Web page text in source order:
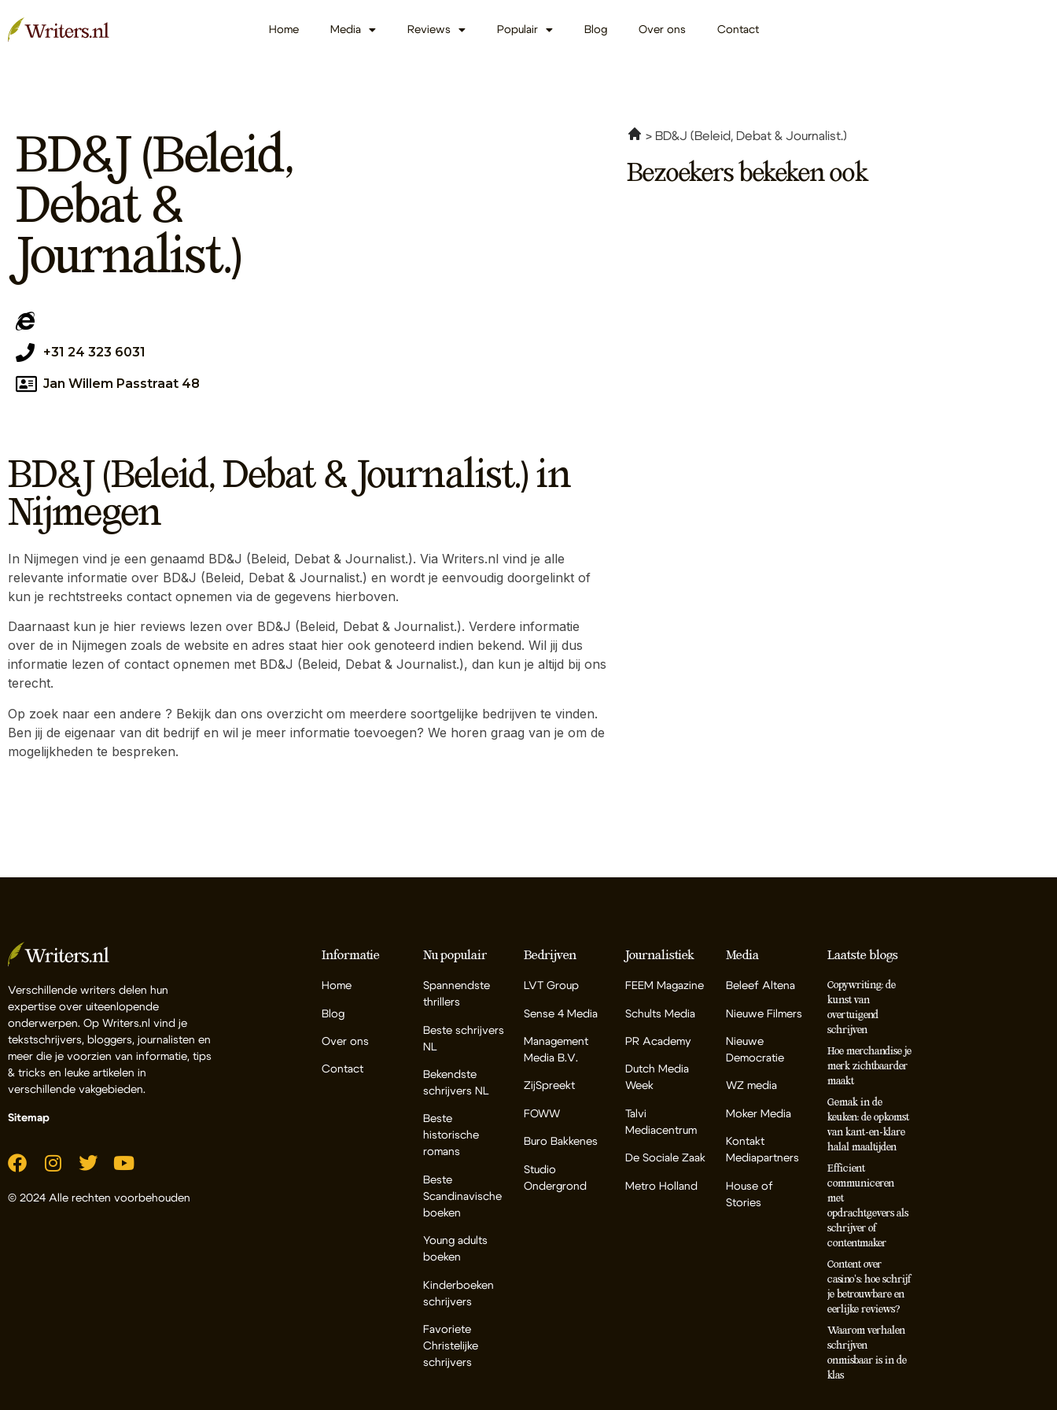
Home Media Reviews Populair Blog Over ons Contact
BD&J (Beleid,
Debat &
Journalist.)
+31 24 323 6031
Jan Willem Passtraat 48
BD&J (Beleid, Debat & Journalist.) in
Nijmegen
In Nijmegen vind je een genaamd BD&J (Beleid, Debat & Journalist.). Via Writers.nl vind je alle
relevante informatie over BD&J (Beleid, Debat & Journalist.) en wordt je eenvoudig doorgelinkt of
kun je rechtstreeks contact opnemen via de gegevens hierboven.
Daarnaast kun je hier reviews lezen over BD&J (Beleid, Debat & Journalist.). Verdere informatie
over de in Nijmegen zoals de website en adres staat hier ook genoteerd indien bekend. Wil jij dus
informatie lezen of contact opnemen met BD&J (Beleid, Debat & Journalist.), dan kun je altijd bij ons
terecht.
Op zoek naar een andere ? Bekijk dan ons overzicht om meerdere soortgelijke bedrijven te vinden.
Ben jij de eigenaar van dit bedrijf en wil je meer informatie toevoegen? We horen graag van je om de
mogelijkheden te bespreken.
BD&J (Beleid, Debat & Journalist.)
Bezoekers bekeken ook
Verschillende writers delen hun
expertise over uiteenlopende
onderwerpen. Op Writers.nl vind je
tekstschrijvers, bloggers, journalisten en
meer die je voorzien van informatie, tips
& tricks en leuke artikelen in
verschillende vakgebieden.
Sitemap
© 2024 Alle rechten voorbehouden
Informatie
Home
Blog
Over ons
Contact
Nu populair
Spannendste
thrillers
Beste schrijvers
NL
Bekendste
schrijvers NL
Beste
historische
romans
Beste
Scandinavische
boeken
Young adults
boeken
Kinderboeken
schrijvers
Favoriete
Christelijke
schrijvers
Bedrijven
LVT Group
Sense 4 Media
Management
Media B.V.
ZijSpreekt
FOWW
Buro Bakkenes
Studio
Ondergrond
Journalistiek
FEEM Magazine
Schults Media
PR Academy
Dutch Media
Week
Talvi
Mediacentrum
De Sociale Zaak
Metro Holland
Media
Beleef Altena
Nieuwe Filmers
Nieuwe
Democratie
WZ media
Moker Media
Kontakt
Mediapartners
House of
Stories
Laatste blogs
Copywriting: de
kunst van
overtuigend
schrijven
Hoe merchandise je
merk zichtbaarder
maakt
Gemak in de
keuken: de opkomst
van kant-en-klare
halal maaltijden
Efficient
communiceren
met
opdrachtgevers als
schrijver of
contentmaker
Content over
casino’s: hoe schrijf
je betrouwbare en
eerlijke reviews?
Waarom verhalen
schrijven
onmisbaar is in de
klas